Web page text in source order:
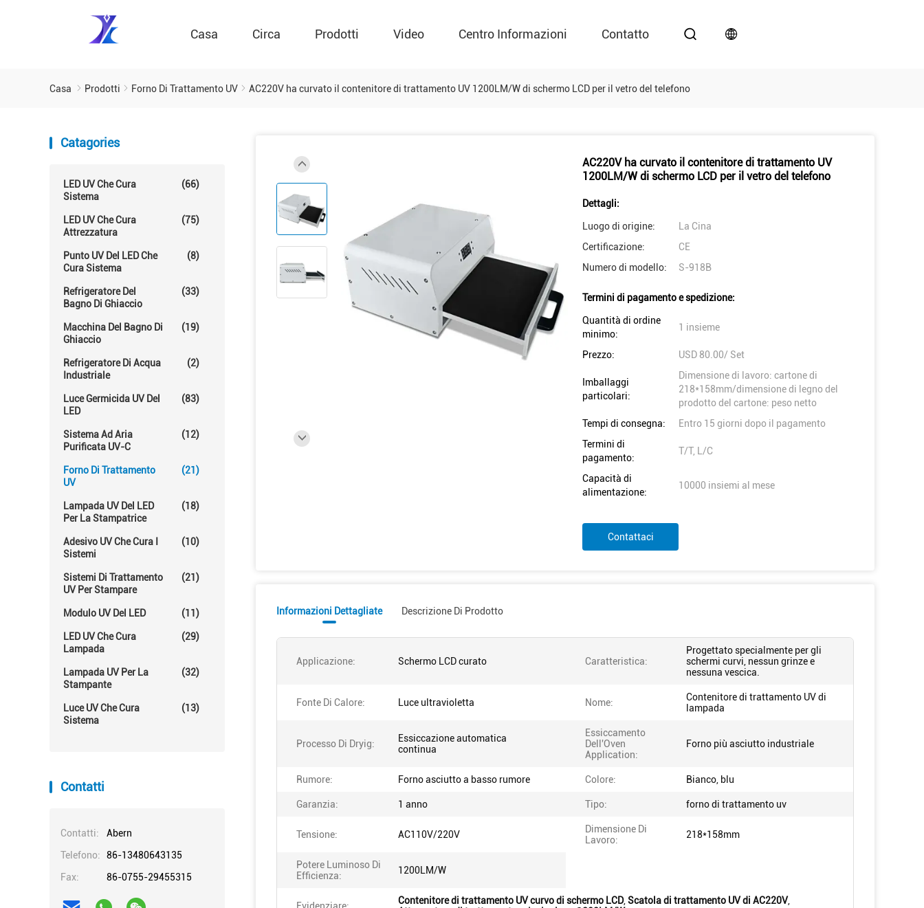
Casa Circa Prodotti Video Centro Informazioni Contatto
Casa Prodotti Forno Di Trattamento UV AC220V ha curvato il contenitore di trattamento UV 1200LM/W di schermo LCD per il vetro del telefono
Catagories
LED UV Che Cura
Sistema
(66)
LED UV Che Cura
Attrezzatura
(75)
Punto UV Del LED Che
Cura Sistema
(8)
Refrigeratore Del
Bagno Di Ghiaccio
(33)
Macchina Del Bagno Di
Ghiaccio
(19)
Refrigeratore Di Acqua
Industriale
(2)
Luce Germicida UV Del
LED
(83)
Sistema Ad Aria
Purificata UV-C
(12)
Forno Di Trattamento
UV
(21)
Lampada UV Del LED
Per La Stampatrice
(18)
Adesivo UV Che Cura I
Sistemi
(10)
Sistemi Di Trattamento
UV Per Stampare
(21)
Modulo UV Del LED (11)
LED UV Che Cura
Lampada
(29)
Lampada UV Per La
Stampante
(32)
Luce UV Che Cura
Sistema
(13)
Contatti
Contatti:
Abern
Telefono:
86-13480643135
Fax:
86-0755-29455315
AC220V ha curvato il contenitore di trattamento UV
1200LM/W di schermo LCD per il vetro del telefono
Dettagli:
Luogo di origine:
La Cina
Certificazione:
CE
Numero di modello:
S-918B
Termini di pagamento e spedizione:
Quantità di ordine
minimo:
1 insieme
Prezzo: USD 80.00/ Set
Imballaggi
particolari:
Dimensione di lavoro: cartone di
218*158mm/dimensione di legno del
prodotto del cartone: peso netto
Tempi di consegna:
Entro 15 giorni dopo il pagamento
Termini di
pagamento:
T/T, L/C
Capacità di
alimentazione:
10000 insiemi al mese
Contattaci
Informazioni Dettagliate Descrizione Di Prodotto
Applicazione: Schermo LCD curato Caratteristica:
Progettato specialmente per gli
schermi curvi, nessun grinze e
nessuna vescica.
Fonte Di Calore: Luce ultravioletta Nome:
Contenitore di trattamento UV di
lampada
Processo Di Dryig:
Essiccazione automatica
continua
Essiccamento
Dell'Oven
Application:
Forno più asciutto industriale
Rumore: Forno asciutto a basso rumore Colore: Bianco, blu
Garanzia: 1 anno Tipo: forno di trattamento uv
Tensione: AC110V/220V
Dimensione Di
Lavoro:
218*158mm
Potere Luminoso Di
Efficienza:
1200LM/W
Contenitore di trattamento UV curvo di schermo LCD, Scatola di trattamento UV di AC220V